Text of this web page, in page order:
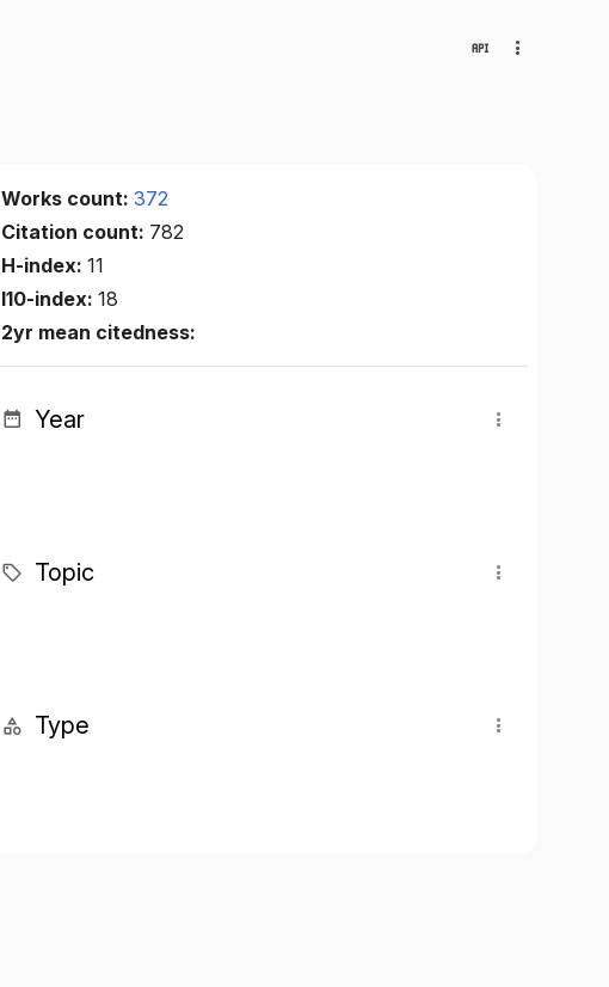
Works count:372
Citation count: 782
H-index:11
I10-index:18
2yr mean citedness:
Year
Topic
Type